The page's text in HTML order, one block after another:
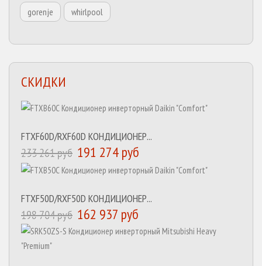
gorenje
whirlpool
СКИДКИ
FTXF60D/RXF60D КОНДИЦИОНЕР...
233 261 руб 191 274 руб
FTXF50D/RXF50D КОНДИЦИОНЕР...
198 704 руб 162 937 руб